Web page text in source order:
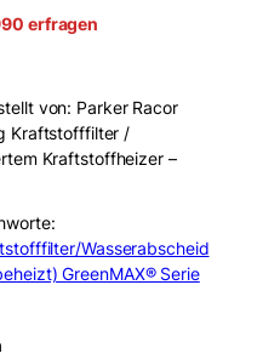
erfragen
von: Parker Racor
Kraftstofffilter /
Kraftstoffheizer –
Wasserabscheid
GreenMAX® Serie